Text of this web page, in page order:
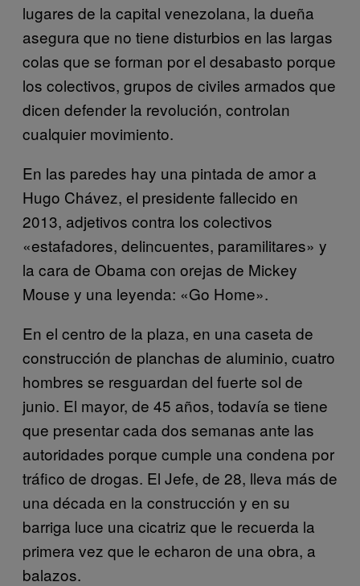
lugares de la capital venezolana, la dueña
asegura que no tiene disturbios en las largas
colas que se forman por el desabasto porque
los colectivos, grupos de civiles armados que
dicen defender la revolución, controlan
cualquier movimiento.
En las paredes hay una pintada de amor a
Hugo Chávez, el presidente fallecido en
2013, adjetivos contra los colectivos
«estafadores, delincuentes, paramilitares» y
la cara de Obama con orejas de Mickey
Mouse y una leyenda: «Go Home».
En el centro de la plaza, en una caseta de
construcción de planchas de aluminio, cuatro
hombres se resguardan del fuerte sol de
junio. El mayor, de 45 años, todavía se tiene
que presentar cada dos semanas ante las
autoridades porque cumple una condena por
tráfico de drogas. El Jefe, de 28, lleva más de
una década en la construcción y en su
barriga luce una cicatriz que le recuerda la
primera vez que le echaron de una obra, a
balazos.